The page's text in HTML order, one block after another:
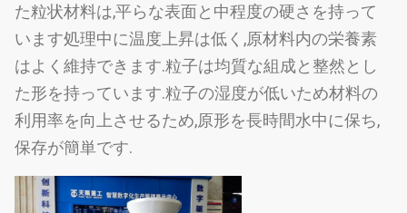
た粒状材料は,平らな表面と中程度の硬さを持って
います処理中に温度上昇は低く,原材料内の栄養素
はよく維持できます.粒子は均質な組成と整然とし
た形を持っています.粒子の湿度が低いため材料の
利用率を向上させるため,原形を長時間水中に保ち,
保存が簡単です.